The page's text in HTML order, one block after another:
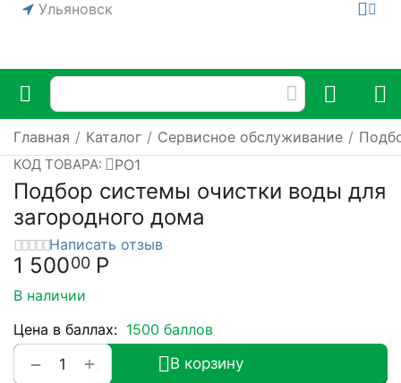
Ульяновск
Главная / Каталог / Сервисное обслуживание /
КОД ТОВАРА: PO1
Подбор системы очистки воды для
загородного дома
Написать отзыв
1 50000 Р
В наличии
Цена в баллах: 1500 баллов
+
−
В корзину